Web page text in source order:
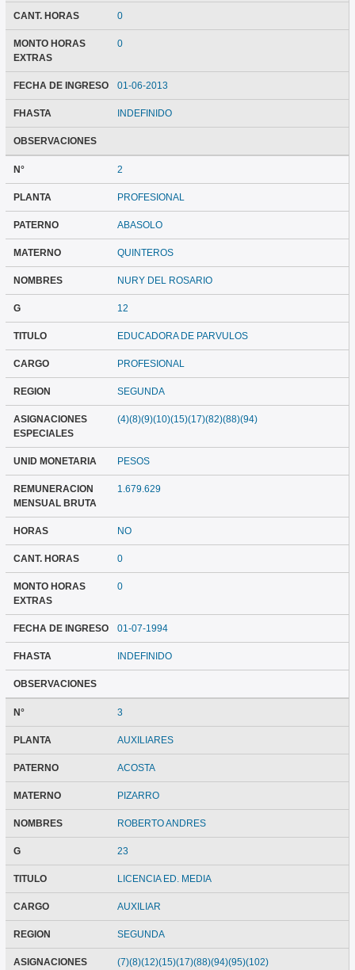
CANT. HORAS 0
MONTO HORAS
EXTRAS
0
FECHA DE INGRESO 01-06-2013
FHASTA INDEFINIDO
OBSERVACIONES
N° 2
PLANTA PROFESIONAL
PATERNO ABASOLO
MATERNO QUINTEROS
NOMBRES NURY DEL ROSARIO
G 12
TITULO EDUCADORA DE PARVULOS
CARGO PROFESIONAL
REGION SEGUNDA
ASIGNACIONES
ESPECIALES
(4)(8)(9)(10)(15)(17)(82)(88)(94)
UNID MONETARIA PESOS
REMUNERACION
MENSUAL BRUTA
1.679.629
HORAS NO
CANT. HORAS 0
MONTO HORAS
EXTRAS
0
FECHA DE INGRESO 01-07-1994
FHASTA INDEFINIDO
OBSERVACIONES
N° 3
PLANTA AUXILIARES
PATERNO ACOSTA
MATERNO PIZARRO
NOMBRES ROBERTO ANDRES
G 23
TITULO LICENCIA ED. MEDIA
CARGO AUXILIAR
REGION SEGUNDA
ASIGNACIONES (7)(8)(12)(15)(17)(88)(94)(95)(102)